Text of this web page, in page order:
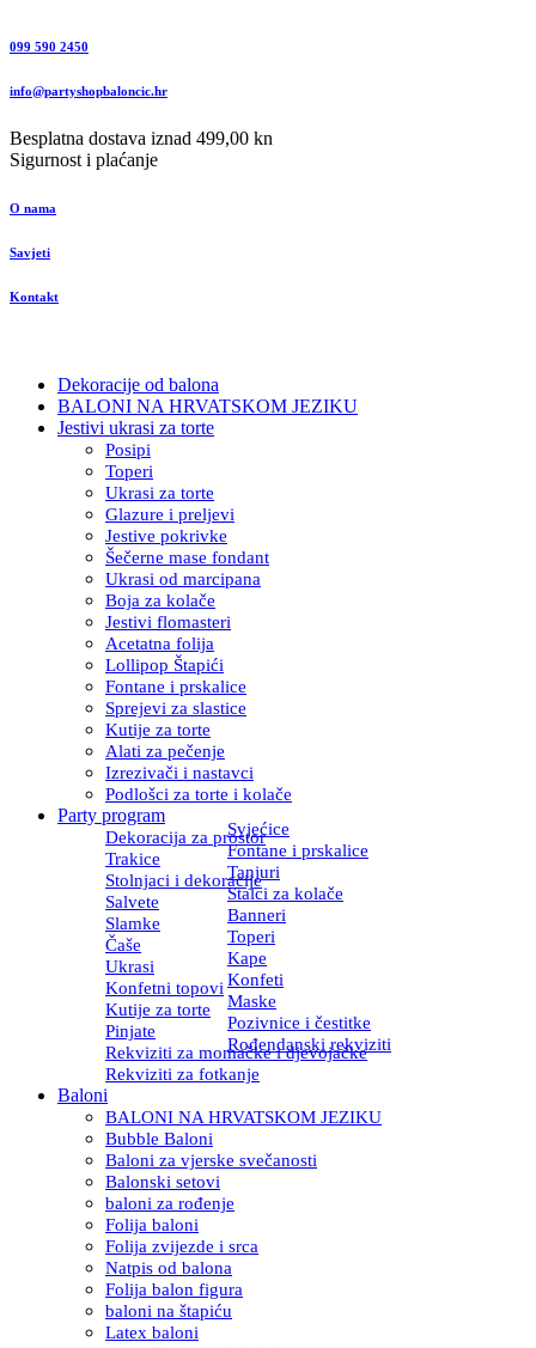
099 590 2450
info@partyshopbaloncic.hr
Besplatna dostava iznad 499,00 kn
Sigurnost i plaćanje
O nama
Savjeti
Kontakt
Dekoracije od balona
BALONI NA HRVATSKOM JEZIKU
Jestivi ukrasi za torte
Posipi
Toperi
Ukrasi za torte
Glazure i preljevi
Jestive pokrivke
Šečerne mase fondant
Ukrasi od marcipana
Boja za kolače
Jestivi flomasteri
Acetatna folija
Lollipop Štapići
Fontane i prskalice
Sprejevi za slastice
Kutije za torte
Alati za pečenje
Izrezivači i nastavci
Podlošci za torte i kolače
Party program
Dekoracija za prostor
Svjećice
Trakice
Fontane i prskalice
Stolnjaci i dekoracije
Tanjuri
Salvete
Stalci za kolače
Slamke
Banneri
Čaše
Toperi
Ukrasi
Kape
Konfetni topovi Konfeti
Kutije za torte
Maske
Pinjate
Pozivnice i čestitke
Rekviziti za momačke i djevojačke
Rođendanski rekviziti
Rekviziti za fotkanje
Baloni
BALONI NA HRVATSKOM JEZIKU
Bubble Baloni
Baloni za vjerske svečanosti
Balonski setovi
baloni za rođenje
Folija baloni
Folija zvijezde i srca
Natpis od balona
Folija balon figura
baloni na štapiću
Latex baloni